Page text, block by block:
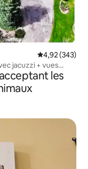
Évaluation
4,92 (343)
jacuzzi + vues
les